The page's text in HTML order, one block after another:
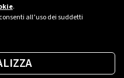
.
all’uso dei suddetti